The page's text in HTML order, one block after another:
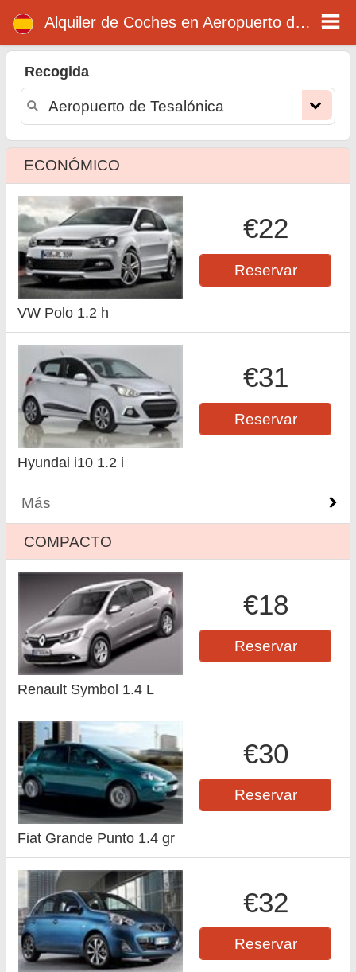
Alquiler de Coches en Aeropuerto de Tesalónica
Recogida
ECONÓMICO
€22
Reservar
VW Polo 1.2 h
€31
Reservar
Hyundai i10 1.2 i
Más
COMPACTO
€18
Reservar
Renault Symbol 1.4 L
€30
Reservar
Fiat Grande Punto 1.4 gr
€32
Reservar